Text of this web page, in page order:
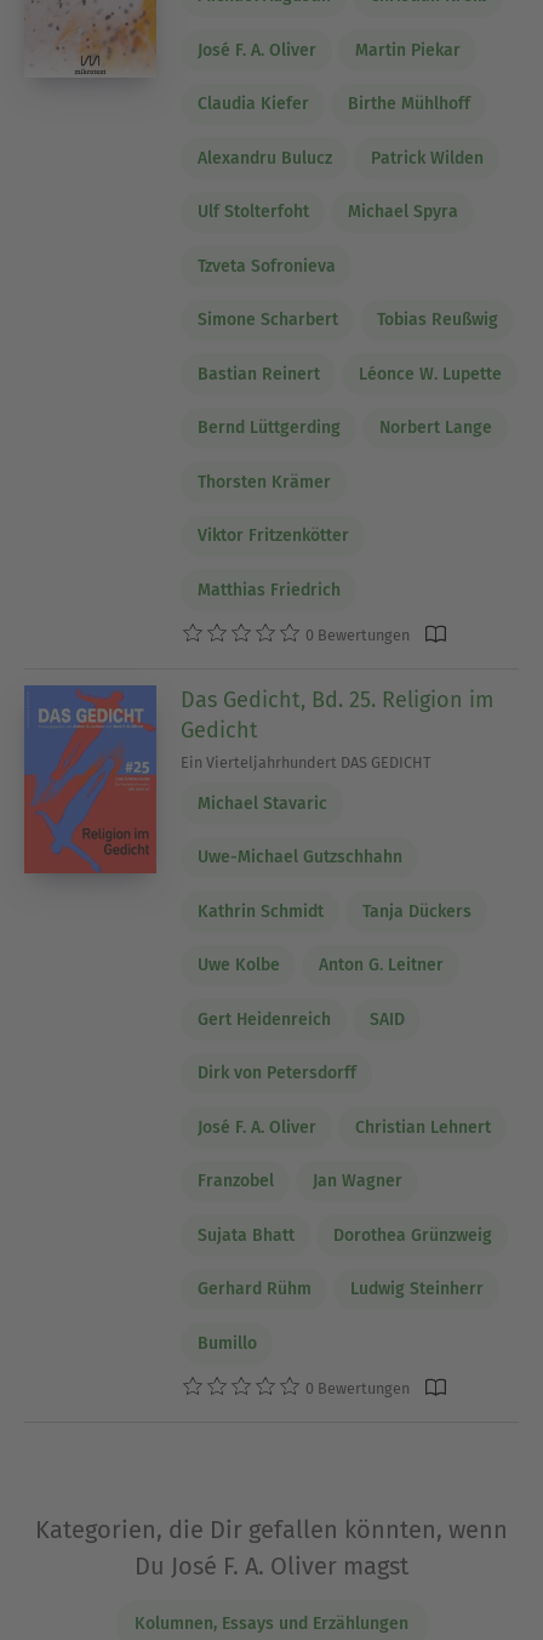
José F. A. Oliver Martin Piekar
Claudia Kiefer Birthe Mühlhoff
Alexandru Bulucz Patrick Wilden
Ulf Stolterfoht Michael Spyra
Tzveta Sofronieva
Simone Scharbert Tobias Reußwig
Bastian Reinert Léonce W. Lupette
Bernd Lüttgerding Norbert Lange
Thorsten Krämer
Viktor Fritzenkötter
Matthias Friedrich
0 Bewertungen
Das Gedicht, Bd. 25. Religion im
Gedicht
Ein Vierteljahrhundert DAS GEDICHT
Michael Stavaric
Uwe-Michael Gutzschhahn
Kathrin Schmidt Tanja Dückers
Uwe Kolbe Anton G. Leitner
Gert Heidenreich SAID
Dirk von Petersdorff
José F. A. Oliver Christian Lehnert
Franzobel Jan Wagner
Sujata Bhatt Dorothea Grünzweig
Gerhard Rühm Ludwig Steinherr
Bumillo
0 Bewertungen
Kategorien, die Dir gefallen könnten, wenn
Du José F. A. Oliver magst
Kolumnen, Essays und Erzählungen